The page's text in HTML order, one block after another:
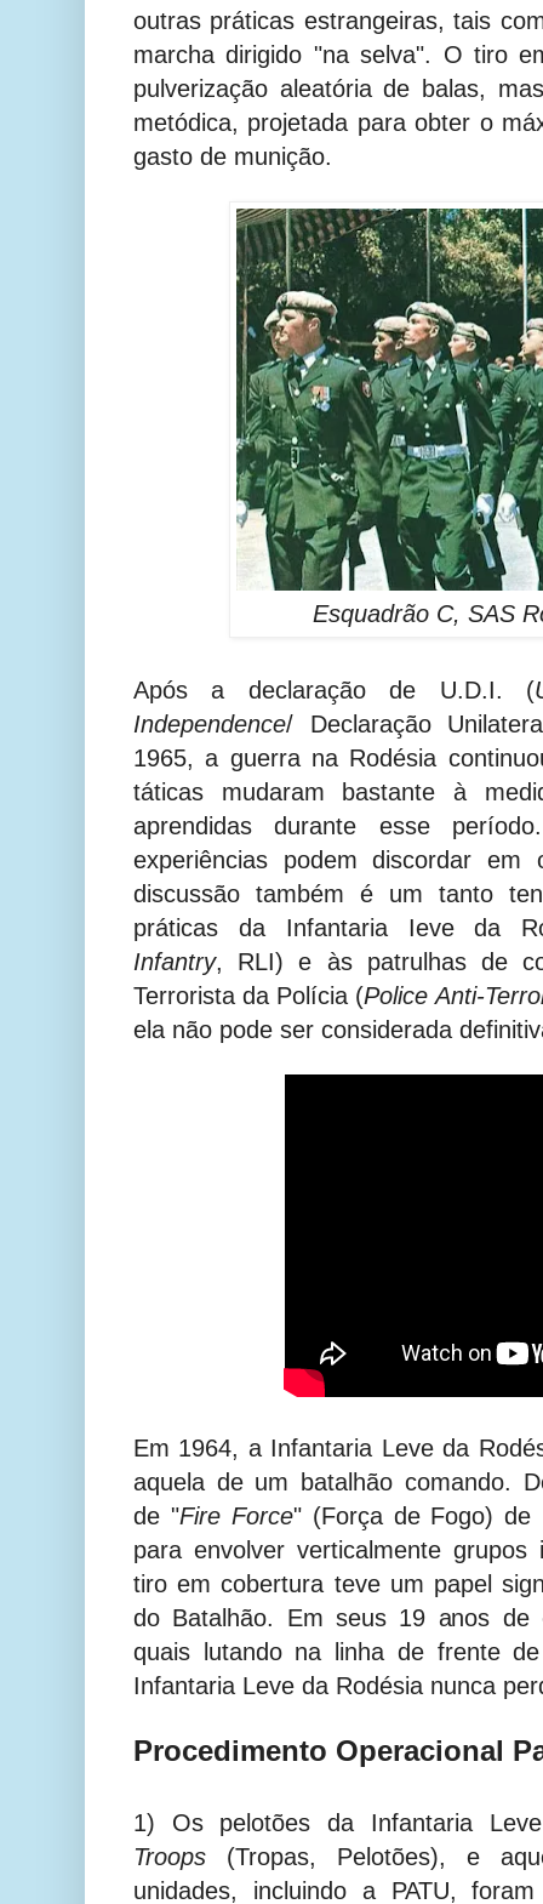
outras práticas estrangeiras, tais
marcha dirigido "na selva". O tiro
pulverização aleatória de balas,
metódica, projetada para obter o
gasto de munição.
Esquadrão C, SAS
Após a declaração de U.D.I. (
Independence/ Declaração
1965, a guerra na Rodésia
táticas mudaram bastante à
aprendidas durante esse
experiências podem discordar em
discussão também é um tanto
práticas da Infantaria Ieve da
Infantry, RLI) e às patrulhas de
Terrorista da Polícia (PoliceAnti-
ela não pode ser considerada
Em 1964, a Infantaria Leve da
aquela de um batalhão comando.
de "Fire Force" (Força de Fogo) de
para envolver verticalmente
tiro em cobertura teve um papel
do Batalhão. Em seus 19 anos de
quais lutando na linha de frente
Infantaria Leve da Rodésia nunca
Procedimento Operacional
1) Os pelotões da Infantaria
Troops (Tropas, Pelotões), e
unidades, incluindo a PATU,